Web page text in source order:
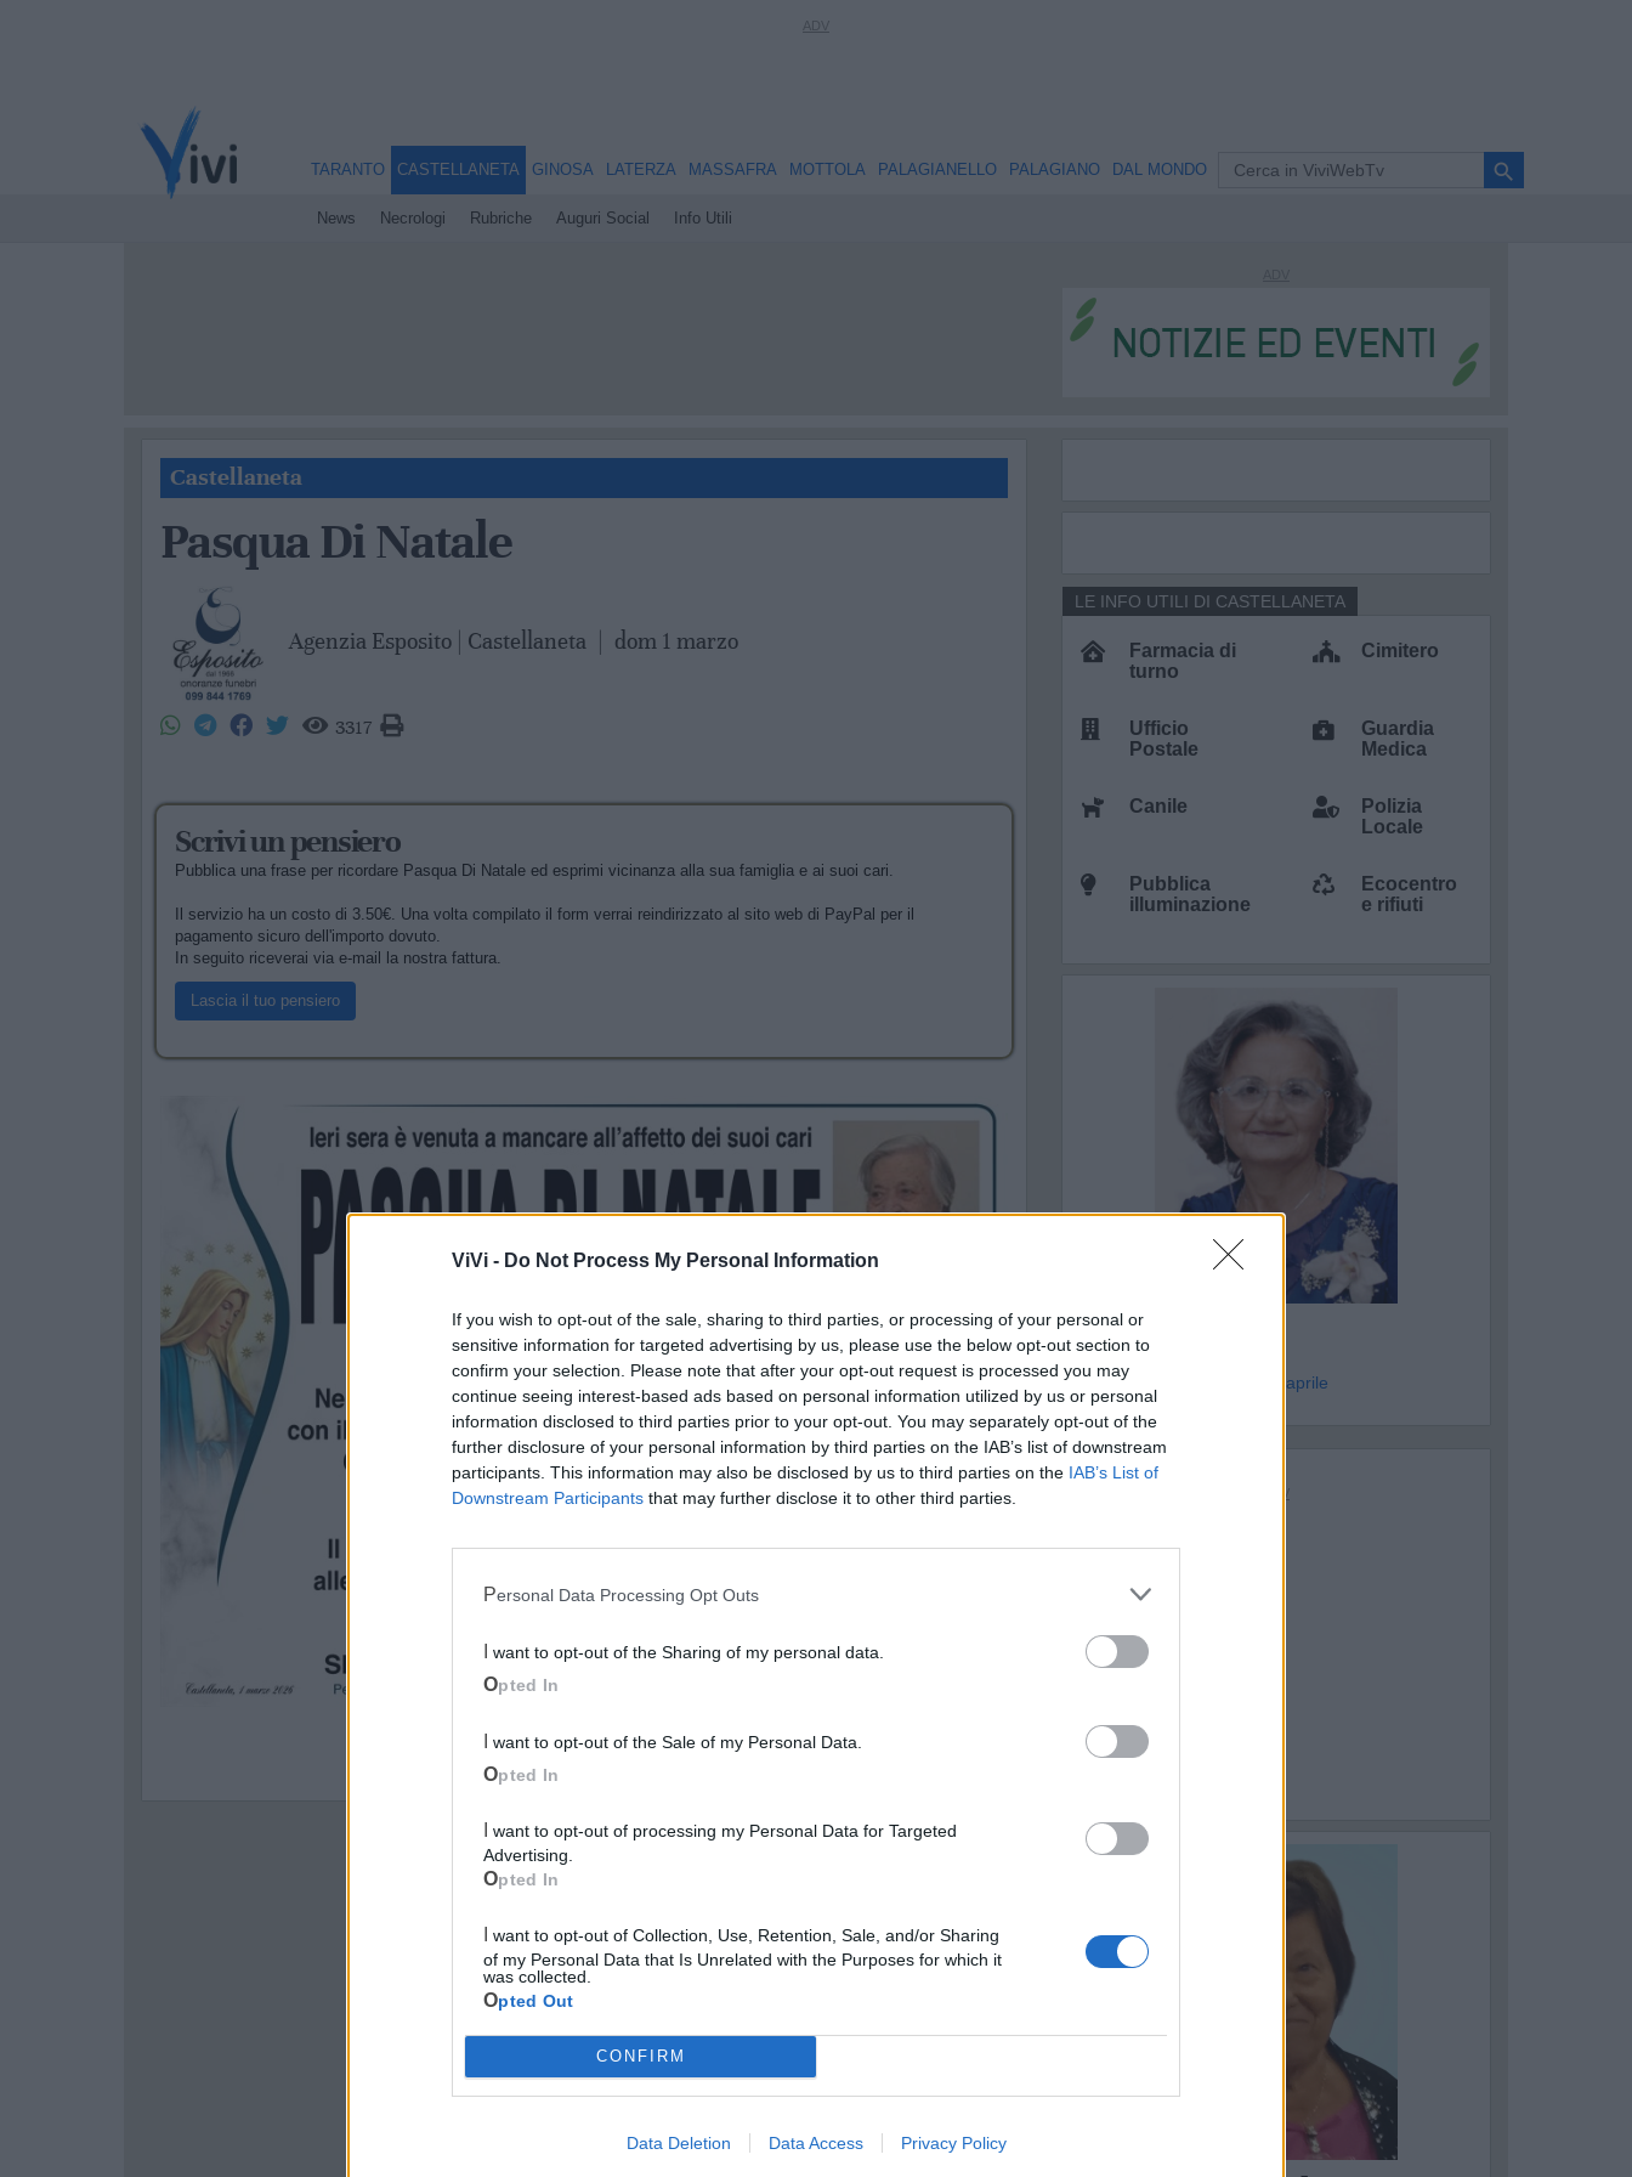
ViVi - Do Not Process My Personal Information
If you wish to opt-out of the sale, sharing to third parties, or processing of your personal or
sensitive information for targeted advertising by us, please use the below opt-out section to
confirm your selection. Please note that after your opt-out request is processed you may
continue seeing interest-based ads based on personal information utilized by us or personal
information disclosed to third parties prior to your opt-out. You may separately opt-out of the
further disclosure of your personal information by third parties on the IAB’s list of downstream
participants. This information may also be disclosed by us to third parties on the IAB’s List of
Downstream Participants that may further disclose it to other third parties.
Personal Data Processing Opt Outs
I want to opt-out of the Sharing of my personal data.
Opted In
I want to opt-out of the Sale of my Personal Data.
Opted In
Advertising.
Opted In
of my Personal Data that Is Unrelated with the Purposes for which it
was collected.
Opted Out
CONFIRM
Data Deletion Data Access Privacy Policy
TARANTO CASTELLANETA
News Necrologi Rubriche Auguri Social Info Utili
GINOSA LATERZA MASSAFRA MOTTOLA PALAGIANELLO PALAGIANO DAL MONDO search
Castellaneta
Pasqua Di Natale
Agenzia Esposito | Castellaneta dom 1 marzo
3317
Scrivi un pensiero
Pubblica una frase per ricordare Pasqua Di Natale ed esprimi vicinanza alla sua famiglia e ai suoi cari.
Il servizio ha un costo di 3.50€. Una volta compilato il form verrai reindirizzato al sito web di PayPal per il
pagamento sicuro dell'importo dovuto.
In seguito riceverai via e-mail la nostra fattura.
Lascia il tuo pensiero
Farmacia di
turno
Cimitero
Ufficio
Postale
Guardia
Medica
Canile
Polizia
Locale
Pubblica
illuminazione
Ecocentro
e rifiuti
LE INFO UTILI DI CASTELLANETA
Edvige Ciulli
Agenzia Esposito - dom 19 aprile